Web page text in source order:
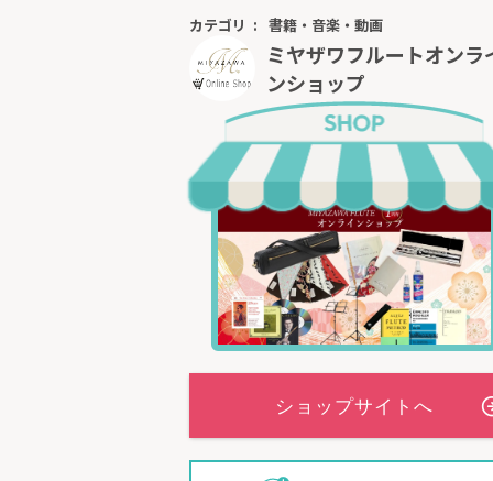
カテゴリ 書籍・音楽・動画
ミヤザワフルートオンラ
ンショップ